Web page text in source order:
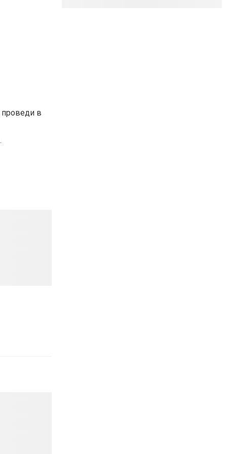
проведи в